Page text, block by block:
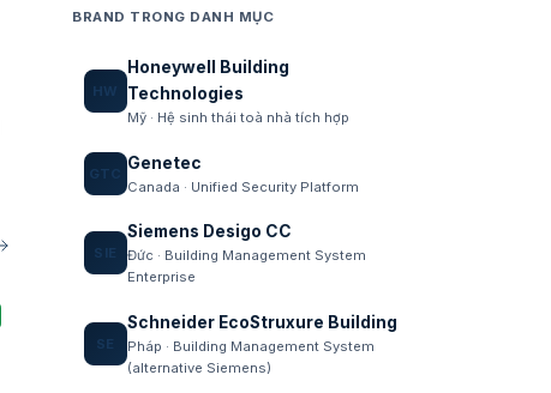
BRAND TRONG DANH MỤC
HW
Honeywell Building
Technologies
Mỹ · Hệ sinh thái toà nhà tích hợp
GTC
Genetec
Canada · Unified Security Platform
SIE
Siemens Desigo CC
Đức · Building Management System
Enterprise
SE
Schneider EcoStruxure Building
Pháp · Building Management System
(alternative Siemens)